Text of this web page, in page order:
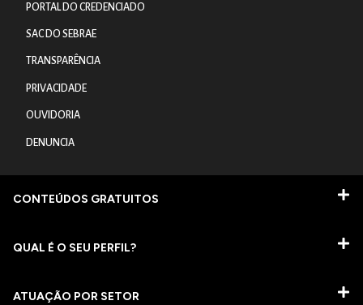
PORTAL DO CREDENCIADO
SAC DO SEBRAE
TRANSPARÊNCIA
PRIVACIDADE
OUVIDORIA
DENUNCIA
CONTEÚDOS GRATUITOS
QUAL É O SEU PERFIL?
ATUAÇÃO POR SETOR